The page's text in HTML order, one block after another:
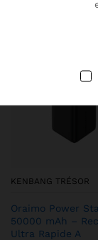
KENBANG TRÉSOR
Oraimo Power
50000 mAh –
Ultra Rapide A